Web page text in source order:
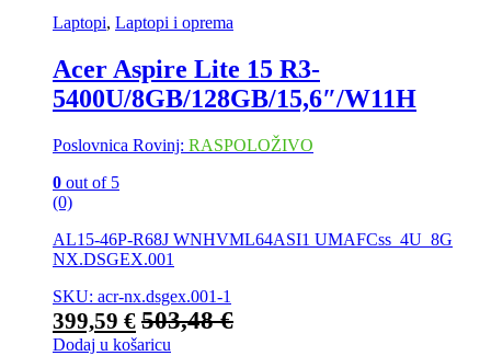
Laptopi, Laptopi i oprema
Acer Aspire Lite 15 R3-
5400U/8GB/128GB/15,6″/W11H
Poslovnica Rovinj: RASPOLOŽIVO
0 out of 5
(0)
AL15-46P-R68J WNHVML64ASI1 UMAFCss_4U_8G
NX.DSGEX.001
SKU: acr-nx.dsgex.001-1
399,59 € 503,48€
Dodaj u košaricu